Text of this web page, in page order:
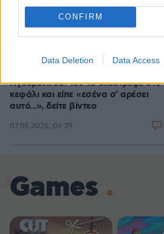
CONFIRM
Data Deletion Data Access
Η Ιουλία Καλλιμάνη θύμωσε με θεατή
Ηγουμενίτσα: Του τα επέστρεψε στο
κεφάλι και είπε «εσένα σ' αρέσει
αυτό...», δείτε βίντεο
07.08.2026, 06:39
Games